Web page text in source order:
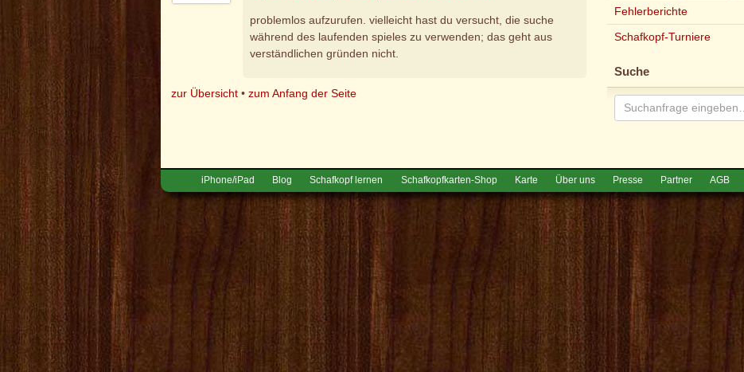
problemlos aufzurufen. vielleicht hast du versucht, die suche
während des laufenden spieles zu verwenden; das geht aus
verständlichen gründen nicht.
zur Übersicht •zum Anfang der Seite
Fehlerberichte
Schafkopf-Turniere
Suche
iPhone/iPad Blog Schafkopf lernen Schafkopfkarten-Shop Karte Über uns Presse Partner AGB